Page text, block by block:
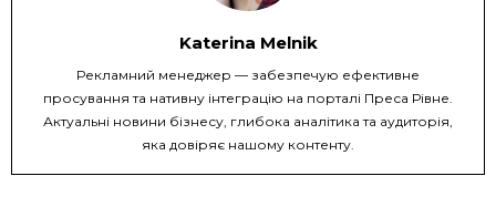
Katerina Melnik
Рекламний менеджер — забезпечую ефективне
просування та нативну інтеграцію на порталі Преса Рівне.
Актуальні новини бізнесу, глибока аналітика та аудиторія,
яка довіряє нашому контенту.